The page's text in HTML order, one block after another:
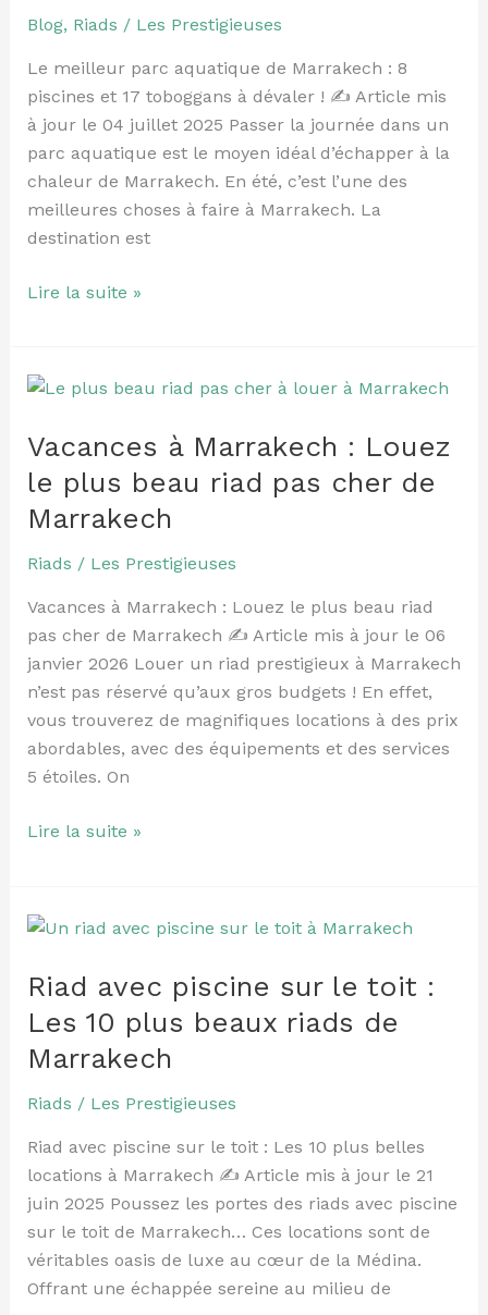
Blog, Riads / Les Prestigieuses
Le meilleur parc aquatique de Marrakech : 8
piscines et 17 toboggans à dévaler ! ✍️ Article mis
à jour le 04 juillet 2025 Passer la journée dans un
parc aquatique est le moyen idéal d’échapper à la
chaleur de Marrakech. En été, c’est l’une des
meilleures choses à faire à Marrakech. La
destination est
:
piscines
et
17
toboggans
Lire la suite »
Vacances à Marrakech : Louez
le plus beau riad pas cher de
Marrakech
Riads / Les Prestigieuses
Vacances à Marrakech : Louez le plus beau riad
pas cher de Marrakech ✍️ Article mis à jour le 06
janvier 2026 Louer un riad prestigieux à Marrakech
n’est pas réservé qu’aux gros budgets ! En effet,
vous trouverez de magnifiques locations à des prix
abordables, avec des équipements et des services
5 étoiles. On
Vacances
Marrakech
:
Louez
le
plus
riad
pas
cher
de
Marrakech
Lire la suite »
Riad avec piscine sur le toit :
Les 10 plus beaux riads de
Marrakech
Riads / Les Prestigieuses
Riad avec piscine sur le toit : Les 10 plus belles
locations à Marrakech ✍️ Article mis à jour le 21
juin 2025 Poussez les portes des riads avec piscine
sur le toit de Marrakech… Ces locations sont de
véritables oasis de luxe au cœur de la Médina.
Offrant une échappée sereine au milieu de
Riad
piscine
sur
toit
:
10
plus
beaux
riads
de
Marrakech